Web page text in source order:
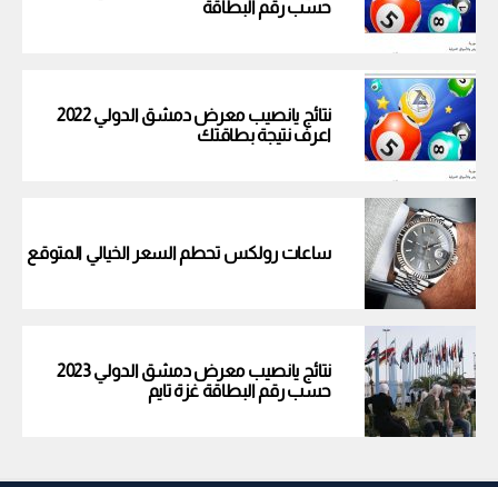
حسب رقم البطاقة
نتائج يانصيب معرض دمشق الدولي 2022
اعرف نتيجة بطاقتك
ساعات رولكس تحطم السعر الخيالي المتوقع
نتائج يانصيب معرض دمشق الدولي 2023
حسب رقم البطاقة غزة تايم